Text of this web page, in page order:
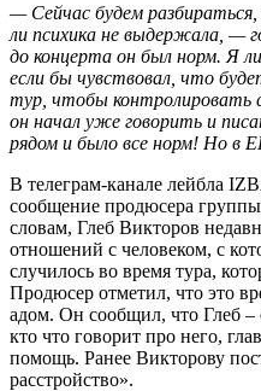
— Сейчас будем
ли психика не выдержала, —
до концерта он был норм. Я
если бы чувствовал, что
тур, чтобы контролировать
он начал уже говорить и
рядом и было все норм! Но в
В телеграм-канале лейбла
сообщение продюсера
словам, Глеб Викторов
отношений с человеком, с
случилось во время тура,
Продюсер отметил, что это
адом. Он сообщил, что Глеб –
кто что говорит про него,
помощь. Ранее Викторову
расстройство».